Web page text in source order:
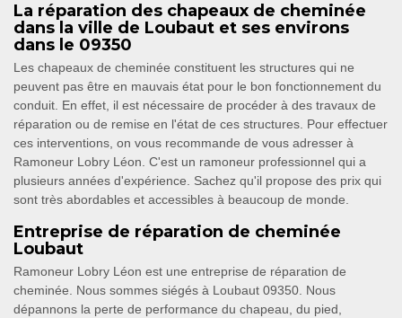
La réparation des chapeaux de cheminée
dans la ville de Loubaut et ses environs
dans le 09350
Les chapeaux de cheminée constituent les structures qui ne
peuvent pas être en mauvais état pour le bon fonctionnement du
conduit. En effet, il est nécessaire de procéder à des travaux de
réparation ou de remise en l'état de ces structures. Pour effectuer
ces interventions, on vous recommande de vous adresser à
Ramoneur Lobry Léon. C'est un ramoneur professionnel qui a
plusieurs années d'expérience. Sachez qu'il propose des prix qui
sont très abordables et accessibles à beaucoup de monde.
Entreprise de réparation de cheminée
Loubaut
Ramoneur Lobry Léon est une entreprise de réparation de
cheminée. Nous sommes siégés à Loubaut 09350. Nous
dépannons la perte de performance du chapeau, du pied,